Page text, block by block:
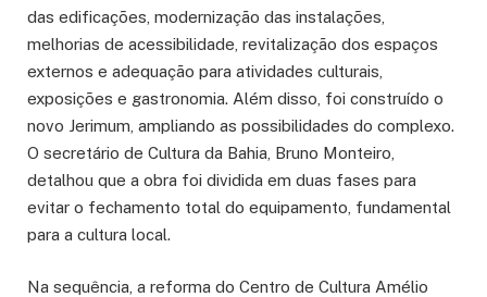
das edificações, modernização das instalações,
melhorias de acessibilidade, revitalização dos espaços
externos e adequação para atividades culturais,
exposições e gastronomia. Além disso, foi construído o
novo Jerimum, ampliando as possibilidades do complexo.
O secretário de Cultura da Bahia, Bruno Monteiro,
detalhou que a obra foi dividida em duas fases para
evitar o fechamento total do equipamento, fundamental
para a cultura local.
Na sequência, a reforma do Centro de Cultura Amélio